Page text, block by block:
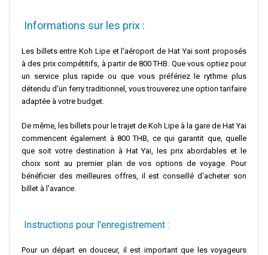
Informations sur les prix :
Les billets entre Koh Lipe et l'aéroport de Hat Yai sont proposés
à des prix compétitifs, à partir de 800 THB. Que vous optiez pour
un service plus rapide ou que vous préfériez le rythme plus
détendu d'un ferry traditionnel, vous trouverez une option tarifaire
adaptée à votre budget.
De même, les billets pour le trajet de Koh Lipe à la gare de Hat Yai
commencent également à 800 THB, ce qui garantit que, quelle
que soit votre destination à Hat Yai, les prix abordables et le
choix sont au premier plan de vos options de voyage. Pour
bénéficier des meilleures offres, il est conseillé d'acheter son
billet à l'avance.
Instructions pour l'enregistrement :
Pour un départ en douceur, il est important que les voyageurs